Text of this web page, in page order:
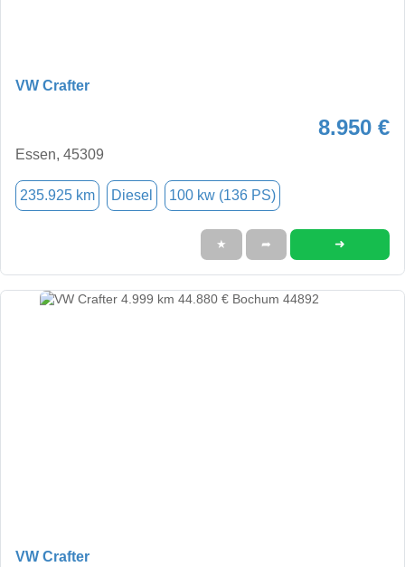
VW Crafter
8.950 €
Essen, 45309
235.925 km Diesel 100 kw (136 PS)
★ ➦ ➜
VW Crafter